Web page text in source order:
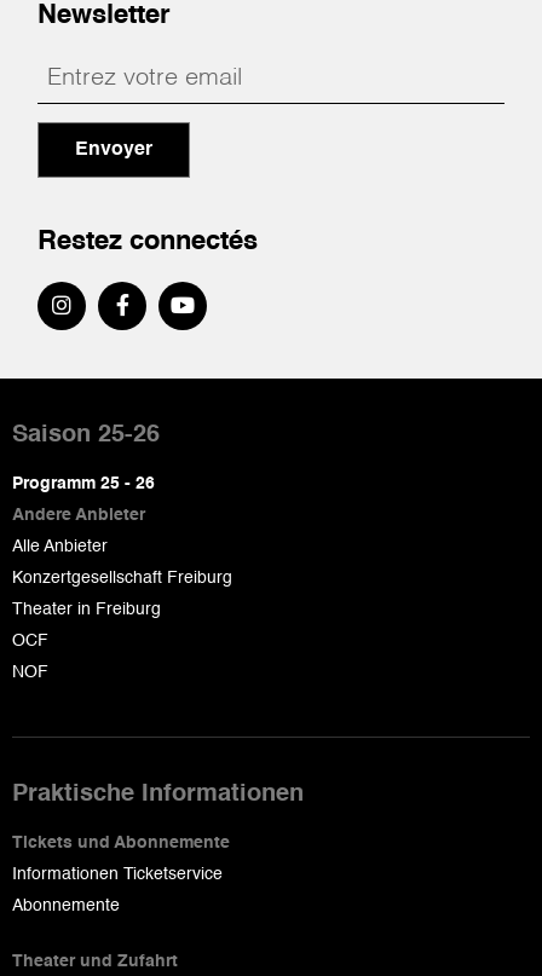
Newsletter
Envoyer
Restez connectés
de
page
Saison 25-26
Programm 25 - 26
Andere Anbieter
Alle Anbieter
Konzertgesellschaft Freiburg
Theater in Freiburg
OCF
NOF
Praktische Informationen
Tickets und Abonnemente
Informationen Ticketservice
Abonnemente
Theater und Zufahrt